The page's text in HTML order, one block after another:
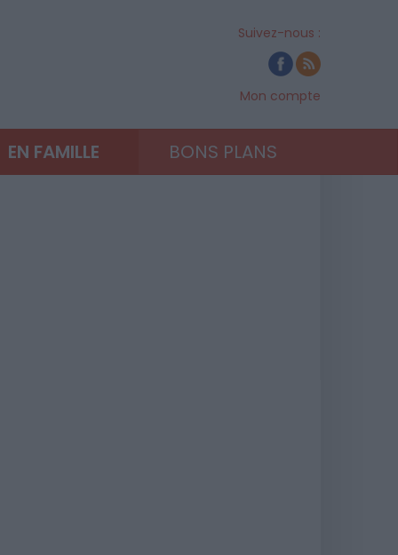
Suivez-nous :
Mon compte
EN FAMILLE BONS PLANS